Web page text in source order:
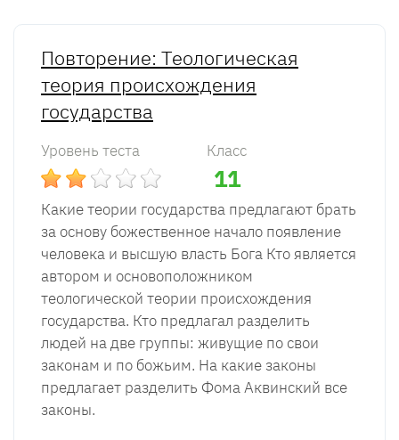
Повторение: Теологическая
теория происхождения
государства
Уровень теста Класс
11
Какие теории государства предлагают брать
за основу божественное начало появление
человека и высшую власть Бога Кто является
автором и основоположником
теологической теории происхождения
государства. Кто предлагал разделить
людей на две группы: живущие по свои
законам и по божьим. На какие законы
предлагает разделить Фома Аквинский все
законы.